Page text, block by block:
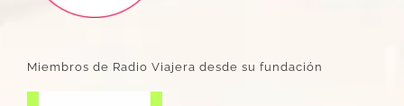
Miembros de Radio Viajera desde su fundación